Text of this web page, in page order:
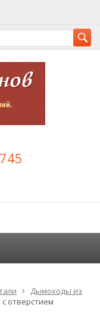
Дымоходы из
отверстием